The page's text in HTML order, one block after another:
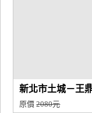
新北市土城－王
原價2080元